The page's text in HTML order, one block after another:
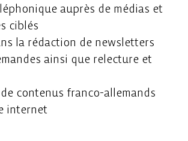
auprès de médias et
ciblés
la rédaction de newsletters
ainsi que relecture et
contenus franco-allemands
internet